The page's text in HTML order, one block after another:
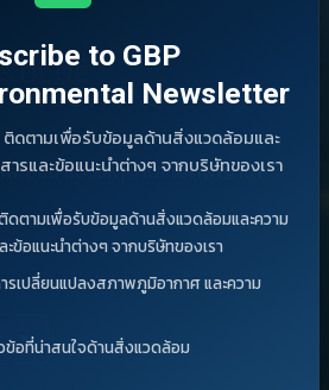
ลโยธิน แขวงพญาไท เขตพญาไท
to GBP
Newsletter
ดตามเพื่อรับข้อมูลด้านสิ่งแวดล้อมและ
ารและข้อแนะนำต่างๆ จากบริษัทของเรา
ดตามเพื่อรับข้อมูลด้านสิ่งแวดล้อมและความ
ข้อแนะนำต่างๆ จากบริษัทของเรา
รเปลี่ยนแปลงสภาพภูมิอากาศ และความ
ข้อที่น่าสนใจด้านสิ่งแวดล้อม